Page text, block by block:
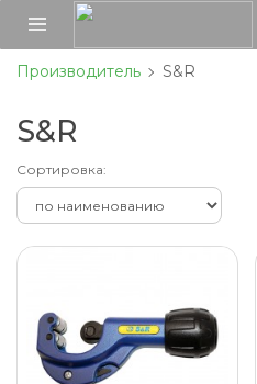
Производитель S&R
S&R
Сортировка: